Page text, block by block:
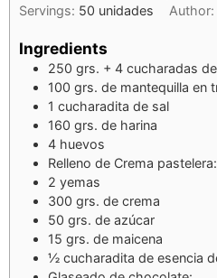
Servings: 50 unidades Author:
Ingredients
250 grs. + 4 cucharadas
100 grs. de mantequilla en
1 cucharadita de sal
160 grs. de harina
4 huevos
Relleno de Crema pastelera:
2 yemas
300 grs. de crema
50 grs. de azúcar
15 grs. de maicena
½ cucharadita de esencia